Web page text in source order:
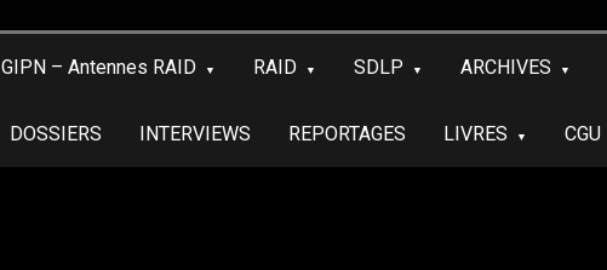
GIPN – Antennes RAID RAID SDLP ARCHIVES
DOSSIERS INTERVIEWS REPORTAGES LIVRES CGU